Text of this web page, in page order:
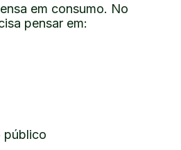
em consumo. No
pensar em:
público